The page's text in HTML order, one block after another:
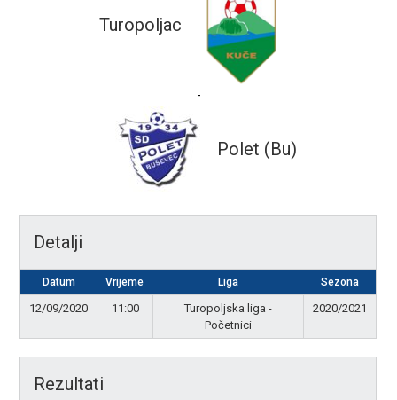
Turopoljac
-
Polet (Bu)
Detalji
Datum Vrijeme Liga Sezona
12/09/2020 11:00
Turopoljska liga -
Početnici
2020/2021
Rezultati